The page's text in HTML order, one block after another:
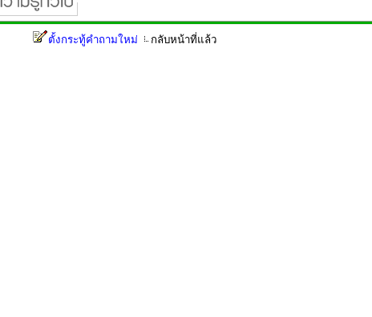
ตั้งกระทู้คำถามใหม่ กลับหน้าที่แล้ว